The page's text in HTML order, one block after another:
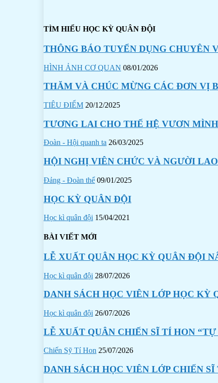
TÌM HIỂU HỌC KỲ QUÂN ĐỘI
THÔNG BÁO TUYỂN DỤNG CHUYÊN
HÌNH ẢNH CƠ QUAN 08/01/2026
THĂM VÀ CHÚC MỪNG CÁC ĐƠN VỊ
TIÊU ĐIỂM 20/12/2025
TƯƠNG LAI CHO THẾ HỆ VƯƠN MÌNH
Đoàn - Hội quanh ta 26/03/2025
HỘI NGHỊ VIÊN CHỨC VÀ NGƯỜI
Đảng - Đoàn thể 09/01/2025
HỌC KỲ QUÂN ĐỘI
Học kì quân đội 15/04/2021
BÀI VIẾT MỚI
LỄ XUẤT QUÂN HỌC KỲ QUÂN ĐỘI
Học kì quân đội 28/07/2026
DANH SÁCH HỌC VIÊN LỚP HỌC KỲ
Học kì quân đội 26/07/2026
LỄ XUẤT QUÂN CHIẾN SĨ TÍ HON
Chiến Sỹ Tí Hon 25/07/2026
DANH SÁCH HỌC VIÊN LỚP CHIẾN